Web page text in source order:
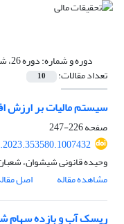
دوره و شماره:دوره 26، شماره 2، 1403
تعداد مقالات: 10
سیستم مالیات بر ارزش
صفحه226-247
وحیده قانونی شیشوان،
مشاهده مقاله
اصل
ریسک آب و بازده سهام